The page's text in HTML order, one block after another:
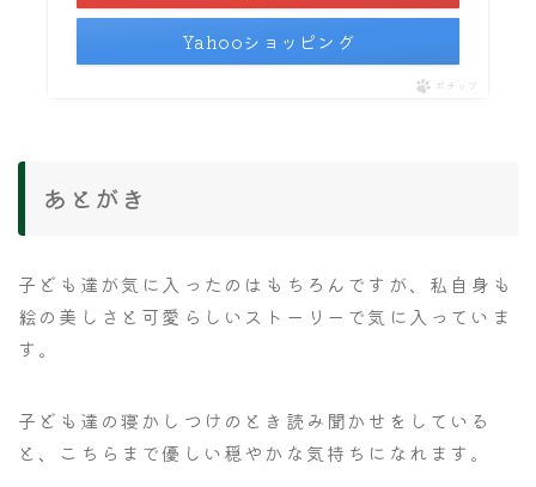
Yahooショッピング
ポチップ
あとがき
子ども達が気に入ったのはもちろんですが、私自身も
絵の美しさと可愛らしいストーリーで気に入っていま
す。
子ども達の寝かしつけのとき読み聞かせをしている
と、こちらまで優しい穏やかな気持ちになれます。